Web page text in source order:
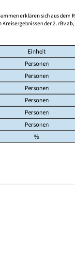
erklären sich aus dem
der 2. rBv
Einheit
Personen
Personen
Personen
Personen
Personen
Personen
%